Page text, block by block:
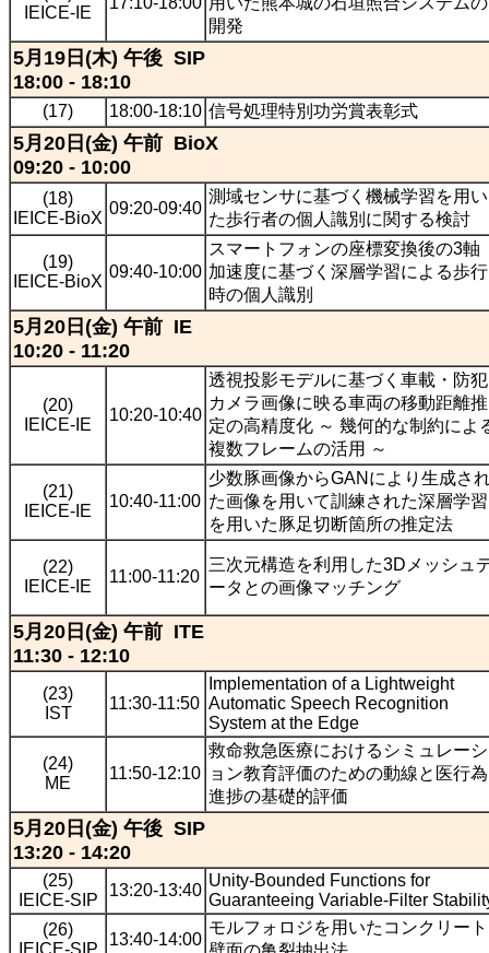
IEICE-IE
開発
5月19日(木) 午後 SIP
18:00 - 18:10
(17) 18:00-18:10 信号処理特別功労賞表彰式
5月20日(金) 午前 BioX
09:20 - 10:00
(18)
IEICE-BioX
09:20-09:40
測域センサに基づく機械学習を用い
た歩行者の個人識別に関する検討
(19)
IEICE-BioX
09:40-10:00
スマートフォンの座標変換後の3軸
加速度に基づく深層学習による歩行
時の個人識別
5月20日(金) 午前 IE
10:20 - 11:20
(20)
IEICE-IE
10:20-10:40
透視投影モデルに基づく車載・防犯
カメラ画像に映る車両の移動距離推
定の高精度化 ～ 幾何的な制約によ
複数フレームの活用 ～
(21)
IEICE-IE
10:40-11:00
少数豚画像からGANにより生成さ
た画像を用いて訓練された深層学習
を用いた豚足切断箇所の推定法
(22)
IEICE-IE
11:00-11:20
三次元構造を利用した3Dメッシュ
ータとの画像マッチング
5月20日(金) 午前 ITE
11:30 - 12:10
(23)
IST
11:30-11:50
Implementation of a Lightweight
Automatic Speech Recognition
System at the Edge
(24)
ME
11:50-12:10
救命救急医療におけるシミュレーシ
ョン教育評価のための動線と医行為
進捗の基礎的評価
5月20日(金) 午後 SIP
13:20 - 14:20
(25)
IEICE-SIP
13:20-13:40
Unity-Bounded Functions for
Guaranteeing Variable-Filter
(26)
IEICE-SIP
13:40-14:00
モルフォロジを用いたコンクリート